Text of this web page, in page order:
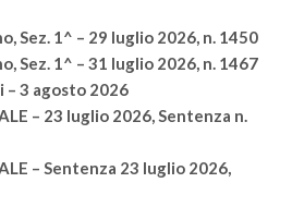
Sez. 1^ – 29 luglio 2026, n. 1450
Sez. 1^ – 31 luglio 2026, n. 1467
– 3 agosto 2026
– 23 luglio 2026, Sentenza n.
– Sentenza 23 luglio 2026,